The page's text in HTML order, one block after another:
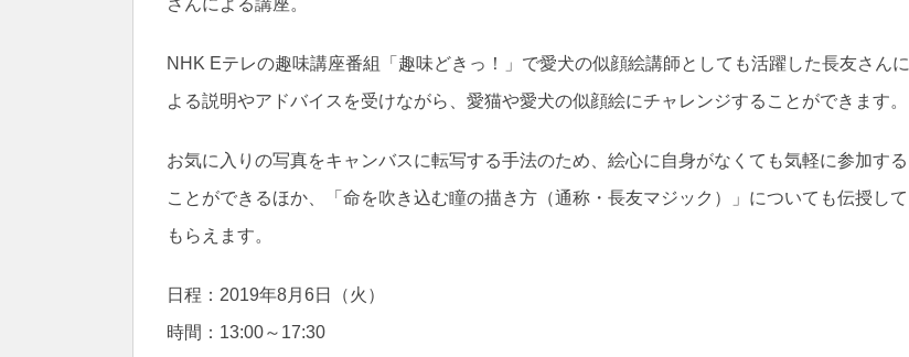
さんによる講座。
NHK Eテレの趣味講座番組「趣味どきっ！」で愛犬の似顔絵講師としても活躍した長友さんに
よる説明やアドバイスを受けながら、愛猫や愛犬の似顔絵にチャレンジすることができます。
お気に入りの写真をキャンバスに転写する手法のため、絵心に自身がなくても気軽に参加する
ことができるほか、「命を吹き込む瞳の描き方（通称・長友マジック）」についても伝授して
もらえます。
日程：2019年8月6日（火）
時間：13:00～17:30